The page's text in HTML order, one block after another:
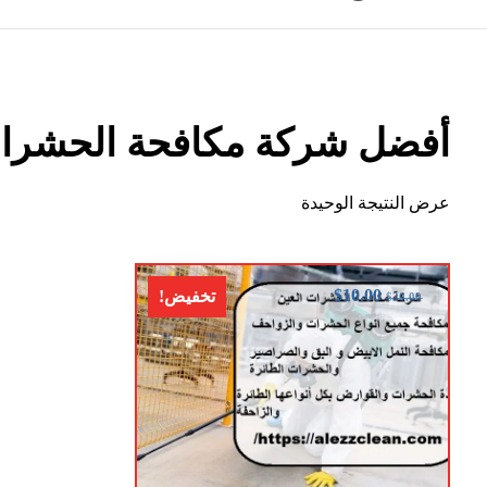
أفضل شركة مكافحة
عرض النتيجة الوحيدة
تخفيض! $20.00
$10.00